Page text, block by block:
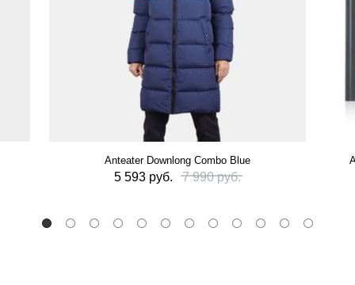
Anteater Downlong Combo Blue
5 593 руб. 7 990 руб.